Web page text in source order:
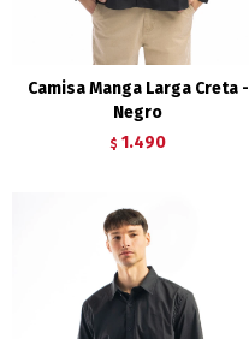
Camisa Manga Larga Creta -
Negro
$ 1.490